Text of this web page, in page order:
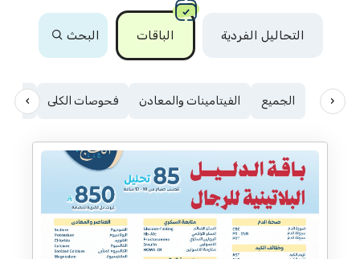
التحاليل الفردية الباقات البحث
› ‹ الجميع الفيتامينات والمعادن فحوصات الكلى